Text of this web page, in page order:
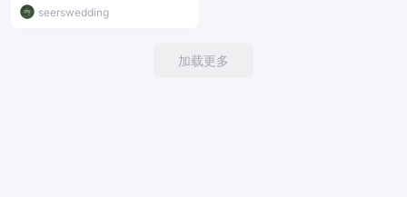
seerswedding
加载更多